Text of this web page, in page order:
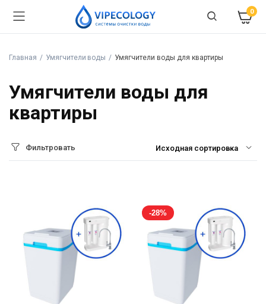
0
Главная Умягчители воды Умягчители воды для квартиры
Умягчители воды для
квартиры
Фильтровать
-28%